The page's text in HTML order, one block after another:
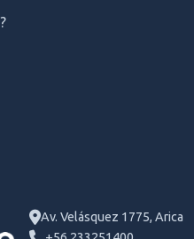
Av. Velásquez 1775, Arica